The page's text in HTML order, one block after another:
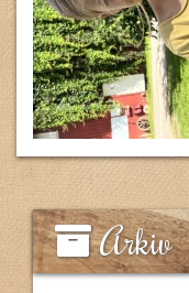
Arkiv